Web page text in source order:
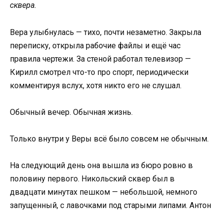
сквера.
Вера улыбнулась — тихо, почти незаметно. Закрыла
переписку, открыла рабочие файлы и ещё час
правила чертежи. За стеной работал телевизор —
Кирилл смотрел что-то про спорт, периодически
комментируя вслух, хотя никто его не слушал.
Обычный вечер. Обычная жизнь.
Только внутри у Веры всё было совсем не обычным.
На следующий день она вышла из бюро ровно в
половину первого. Никольский сквер был в
двадцати минутах пешком — небольшой, немного
запущенный, с лавочками под старыми липами. Антон